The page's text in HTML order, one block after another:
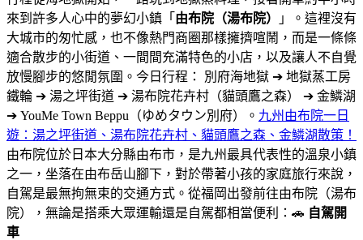
來到許多人心中的夢幻小鎮「 由布院（湯布院）
」。這裡沒有
大城市的匆忙感，也不像熱門商圈那樣擁擠喧鬧，而是一條條
適合散步的小街道、一間間充滿特色的小店，以及讓人不自覺
放慢腳步的悠閒氛圍。今日行程： 別府海地獄 ➔ 地獄蒸工房
鐵輪 ➔ 湯之坪街道 ➔ 湯布院花卉村（貓頭鷹之森） ➔ 金鱗湖
➔ YouMe Town Beppu（ゆめタウン別府）。 九州由布院一日
遊：湯之坪街道、湯布院花卉村、貓頭鷹之森、金鱗湖散策！
由布院位於日本大分縣由布市，是九州最具代表性的溫泉小鎮
之一，坐落在由布岳山腳下，對於帶著小孩的家庭旅行來說，
自駕是最無拘無束的交通方式。從福岡出發前往由布院（湯布
院），無論是搭乘大眾運輸還是自駕都相當便利：🚗 自駕開
車